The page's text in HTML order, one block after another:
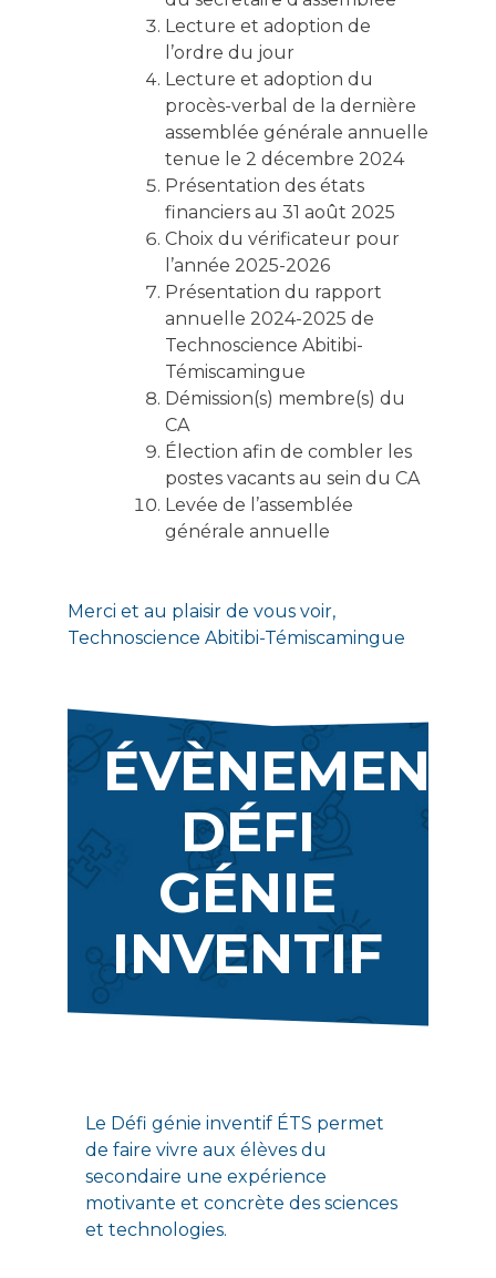
Lecture et adoption de
l’ordre du jour
Lecture et adoption du
procès-verbal de la dernière
assemblée générale annuelle
tenue le 2 décembre 2024
Présentation des états
financiers au 31 août 2025
Choix du vérificateur pour
l’année 2025-2026
Présentation du rapport
annuelle 2024-2025 de
Technoscience Abitibi-
Témiscamingue
Démission(s) membre(s) du
CA
Élection afin de combler les
postes vacants au sein du CA
Levée de l’assemblée
générale annuelle
Merci et au plaisir de vous voir,
Technoscience Abitibi-Témiscamingue
ÉVÈNEMENT
DÉFI
GÉNIE
INVENTIF
Le Défi génie inventif ÉTS permet
de faire vivre aux élèves du
secondaire une expérience
motivante et concrète des sciences
et technologies.